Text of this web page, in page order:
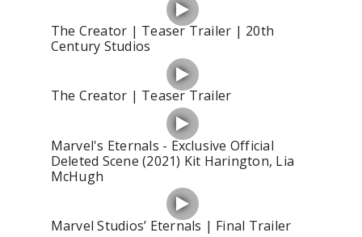
The Creator | Teaser Trailer | 20th
Century Studios
The Creator | Teaser Trailer
Marvel's Eternals - Exclusive Official
Deleted Scene (2021) Kit Harington, Lia
McHugh
Marvel Studios’ Eternals | Final Trailer